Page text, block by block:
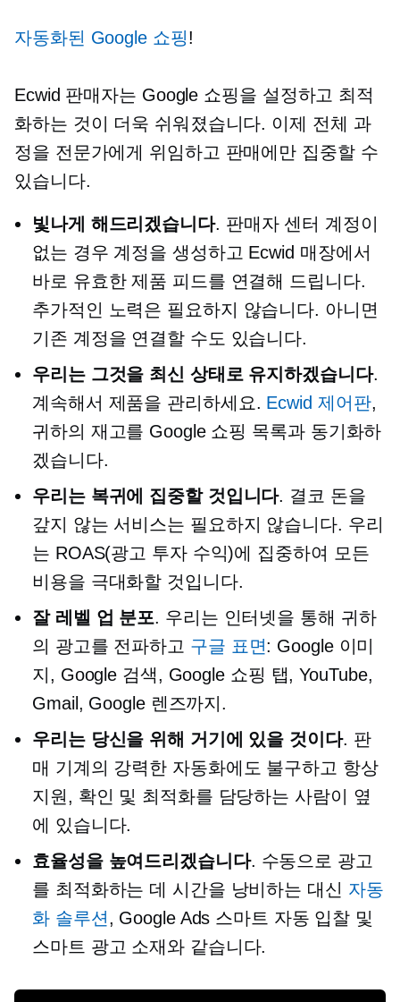
자동화된 Google 쇼핑!
Ecwid 판매자는 Google 쇼핑을 설정하고 최적
화하는 것이 더욱 쉬워졌습니다. 이제 전체 과
정을 전문가에게 위임하고 판매에만 집중할 수
있습니다.
빛나게 해드리겠습니다. 판매자 센터 계정이
없는 경우 계정을 생성하고 Ecwid 매장에서
바로 유효한 제품 피드를 연결해 드립니다.
추가적인 노력은 필요하지 않습니다. 아니면
기존 계정을 연결할 수도 있습니다.
우리는 그것을 최신 상태로 유지하겠습니다.
계속해서 제품을 관리하세요. Ecwid 제어판,
귀하의 재고를 Google 쇼핑 목록과 동기화하
겠습니다.
우리는 복귀에 집중할 것입니다. 결코 돈을
갚지 않는 서비스는 필요하지 않습니다. 우리
는 ROAS(광고 투자 수익)에 집중하여 모든
비용을 극대화할 것입니다.
잘 레벨 업 분포. 우리는 인터넷을 통해 귀하
의 광고를 전파하고 구글 표면: Google 이미
지, Google 검색, Google 쇼핑 탭, YouTube,
Gmail, Google 렌즈까지.
우리는 당신을 위해 거기에 있을 것이다. 판
매 기계의 강력한 자동화에도 불구하고 항상
지원, 확인 및 최적화를 담당하는 사람이 옆
에 있습니다.
효율성을 높여드리겠습니다. 수동으로 광고
를 최적화하는 데 시간을 낭비하는 대신 자동
화 솔루션, Google Ads 스마트 자동 입찰 및
스마트 광고 소재와 같습니다.